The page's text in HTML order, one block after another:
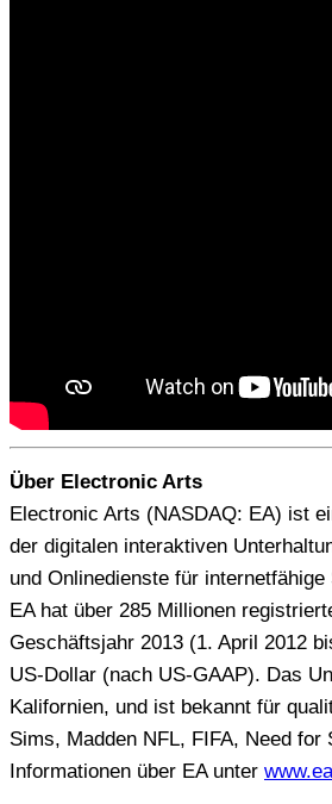
Über Electronic Arts
Electronic Arts (NASDAQ: EA) ist
der digitalen interaktiven
und Onlinedienste für
EA hat über 285 Millionen
Geschäftsjahr 2013 (1. April 2012
US-Dollar (nach US-GAAP). Das
Kalifornien, und ist bekannt für
Sims, Madden NFL, FIFA, Need
Informationen über EA unter